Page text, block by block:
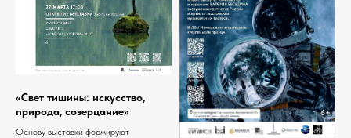
«Свет тишины: искусство,
природа, созерцание»
Основу выставки формируют